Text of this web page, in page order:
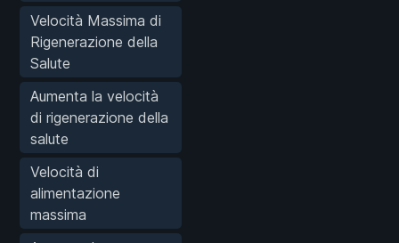
Velocità Massima di
Rigenerazione della
Salute
Aumenta la velocità
di rigenerazione della
salute
Velocità di
alimentazione
massima